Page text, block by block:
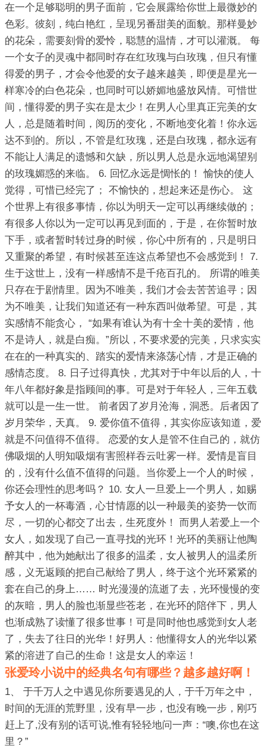
在一个足够聪明的男子面前，它会展露给你世上最微妙的
色彩。彼刻，纯白艳红，呈现另番甜美的面貌。那样曼妙
的花朵，需要刻骨的爱怜，聪慧的温情，才可以灌溉。 每
一个女子的灵魂中都同时存在红玫瑰与白玫瑰，但只有懂
得爱的男子，才会令他爱的女子越来越美，即便是星光一
样寒冷的白色花朵，也同时可以娇媚地盛放风情。可惜世
间，懂得爱的男子实在是太少！在男人心里真正完美的女
人，总是随着时间，阅历的变化，不断地变化着！你永远
达不到的。所以，不管是红玫瑰，还是白玫瑰，都永远有
不能让人满足的遗憾和欠缺，所以男人总是永远地渴望别
的玫瑰媚惑的来临。 6. 回忆永远是惆怅的！ 愉快的使人
觉得，可惜已经完了； 不愉快的，想起来还是伤心。 这
个世界上有很多事情，你以为明天一定可以再继续做的；
有很多人你以为一定可以再见到面的，于是，在你暂时放
下手，或者暂时转过身的时候，你心中所有的，只是明日
又重聚的希望，有时候甚至连这点希望也不会感觉到！ 7.
生于这世上，没有一样感情不是千疮百孔的。 所谓的唯美
只存在于剧情里。因为不唯美，我们才会去苦苦追寻；因
为不唯美，让我们知道还有一种东西叫做希望。可是，其
实感情不能贪心， “如果有谁认为有十全十美的爱情，他
不是诗人，就是白痴。”所以，不要求爱的完美，只求实实
在在的一种真实的、踏实的爱情来涤荡心情，才是正确的
感情态度。 8. 日子过得真快，尤其对于中年以后的人，十
年八年都好象是指顾间的事。可是对于年轻人，三年五载
就可以是一生一世。 前者因了岁月沧海，洞悉。后者因了
岁月荣华，天真。 9. 爱你值不值得，其实你应该知道，爱
就是不问值得不值得。 恋爱的女人是管不住自己的，就仿
佛吸烟的人明知吸烟有害照样吞云吐雾一样。爱情是盲目
的，没有什么值不值得的问题。当你爱上一个人的时候，
你还会理性的思考吗？ 10. 女人一旦爱上一个男人，如赐
予女人的一杯毒酒，心甘情愿的以一种最美的姿势一饮而
尽，一切的心都交了出去，生死度外！ 而男人若爱上一个
女人，如发现了自己一直寻找的光环！光环的美丽让他陶
醉其中，他为她献出了很多的温柔，女人被男人的温柔所
感，义无返顾的把自己献给了男人，终于这个光环紧紧的
套在自己的身上…… 时光漫漫的流逝了去，光环慢慢的变
的灰暗，男人的脸也渐显些苍老，在光环的陪伴下，男人
也渐成熟了读懂了很多世事！可是同时他也感觉到女人老
了，失去了往日的光华！好男人：他懂得女人的光华以紧
紧的溶进了自己的生命！这是女人的幸运！
张爱玲小说中的经典名句有哪些？越多越好啊！
1、 于千万人之中遇见你所要遇见的人，于千万年之中，
时间的无涯的荒野里，没有早一步，也没有晚一步，刚巧
赶上了,没有别的话可说,惟有轻轻地问一声：“噢,你也在这
里？”